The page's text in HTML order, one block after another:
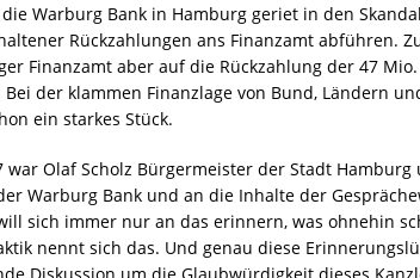
Warburg Bank in Hamburg geriet in den
Rückzahlungen ans Finanzamt abführen.
Finanzamt aber auf die Rückzahlung der 47
der klammen Finanzlage von Bund, Ländern
ein starkes Stück.
war Olaf Scholz Bürgermeister der Stadt
Warburg Bank und an die Inhalte der
sich immer nur an das erinnern, was ohnehin
nennt sich das. Und genau diese
Diskussion um die Glaubwürdigkeit dieses